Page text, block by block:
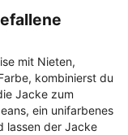
mit Nieten,
kombinierst du
Jacke zum
ein unifarbenes
lassen der Jacke